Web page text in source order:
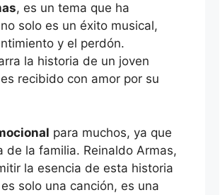
, es un tema que ha
solo es un éxito musical,
y el perdón.
la historia de un joven
recibido con amor por su
para muchos, ya que
la familia. Reinaldo Armas,
la esencia de esta historia
solo una canción, es una